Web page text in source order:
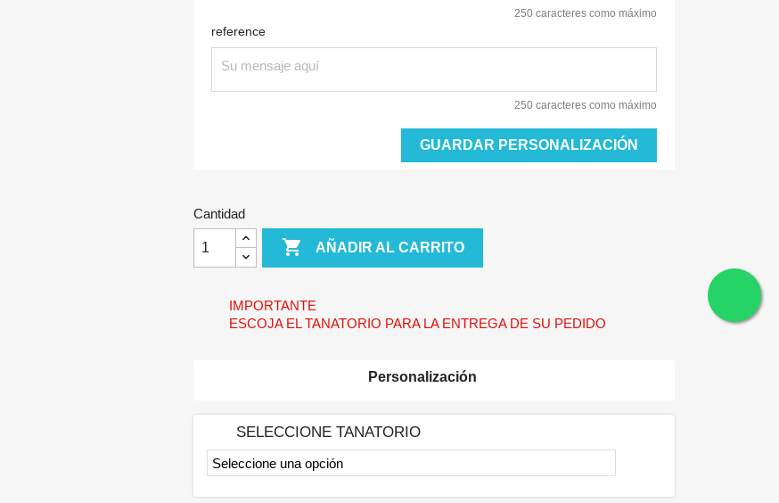
250 caracteres como máximo
reference
250 caracteres como máximo
GUARDAR PERSONALIZACIÓN
Cantidad
 AÑADIR AL CARRITO
IMPORTANTE
ESCOJA EL TANATORIO PARA LA ENTREGA DE SU PEDIDO
Personalización
SELECCIONE TANATORIO